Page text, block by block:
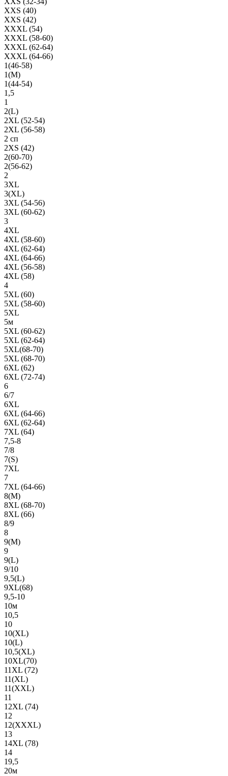
XXS (40)
XXS (42)
XXXL (54)
XXXL (58-60)
XXXL (62-64)
XXXL (64-66)
1(46-58)
1(М)
1(44-54)
1,5
1
2(L)
2XL (52-54)
2XL (56-58)
2 сп
2XS (42)
2(60-70)
2(56-62)
2
3XL
3(XL)
3XL (54-56)
3XL (60-62)
3
4XL
4XL (58-60)
4XL (62-64)
4XL (64-66)
4XL (56-58)
4XL (58)
4
5XL (60)
5XL (58-60)
5XL
5м
5XL (60-62)
5XL (62-64)
5XL(68-70)
5XL (68-70)
6XL (62)
6XL (72-74)
6
6/7
6XL
6XL (64-66)
6XL (62-64)
7XL (64)
7,5-8
7/8
7(S)
7XL
7
7XL (64-66)
8(М)
8XL (68-70)
8XL (66)
8/9
8
9(М)
9
9(L)
9/10
9,5(L)
9XL(68)
9,5-10
10м
10,5
10
10(XL)
10(L)
10,5(XL)
10XL(70)
11XL (72)
11(XL)
11(XXL)
11
12XL (74)
12
12(ХХХL)
13
14XL (78)
14
19,5
20м